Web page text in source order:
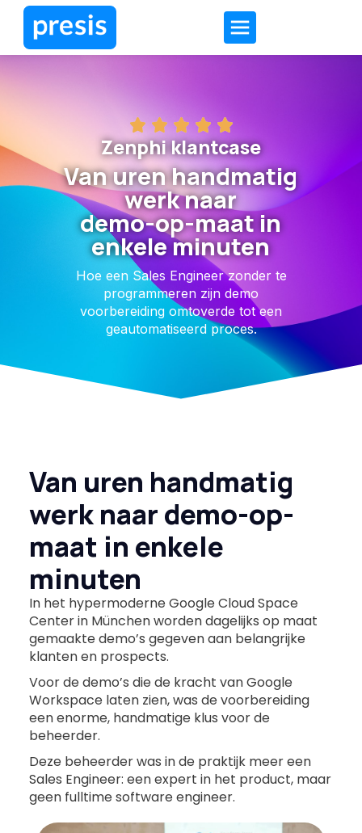
Zenphi klantcase
Van uren handmatig
werk naar
demo-op-maat in
enkele minuten
Hoe een Sales Engineer zonder te
programmeren zijn demo
voorbereiding omtoverde tot een
geautomatiseerd proces.
Van uren handmatig
werk naar demo-op-
maat in enkele
minuten
In het hypermoderne Google Cloud Space
Center in München worden dagelijks op maat
gemaakte demo’s gegeven aan belangrijke
klanten en prospects.
Voor de demo’s die de kracht van Google
Workspace laten zien, was de voorbereiding
een enorme, handmatige klus voor de
beheerder.
Deze beheerder was in de praktijk meer een
Sales Engineer: een expert in het product, maar
geen fulltime software engineer.